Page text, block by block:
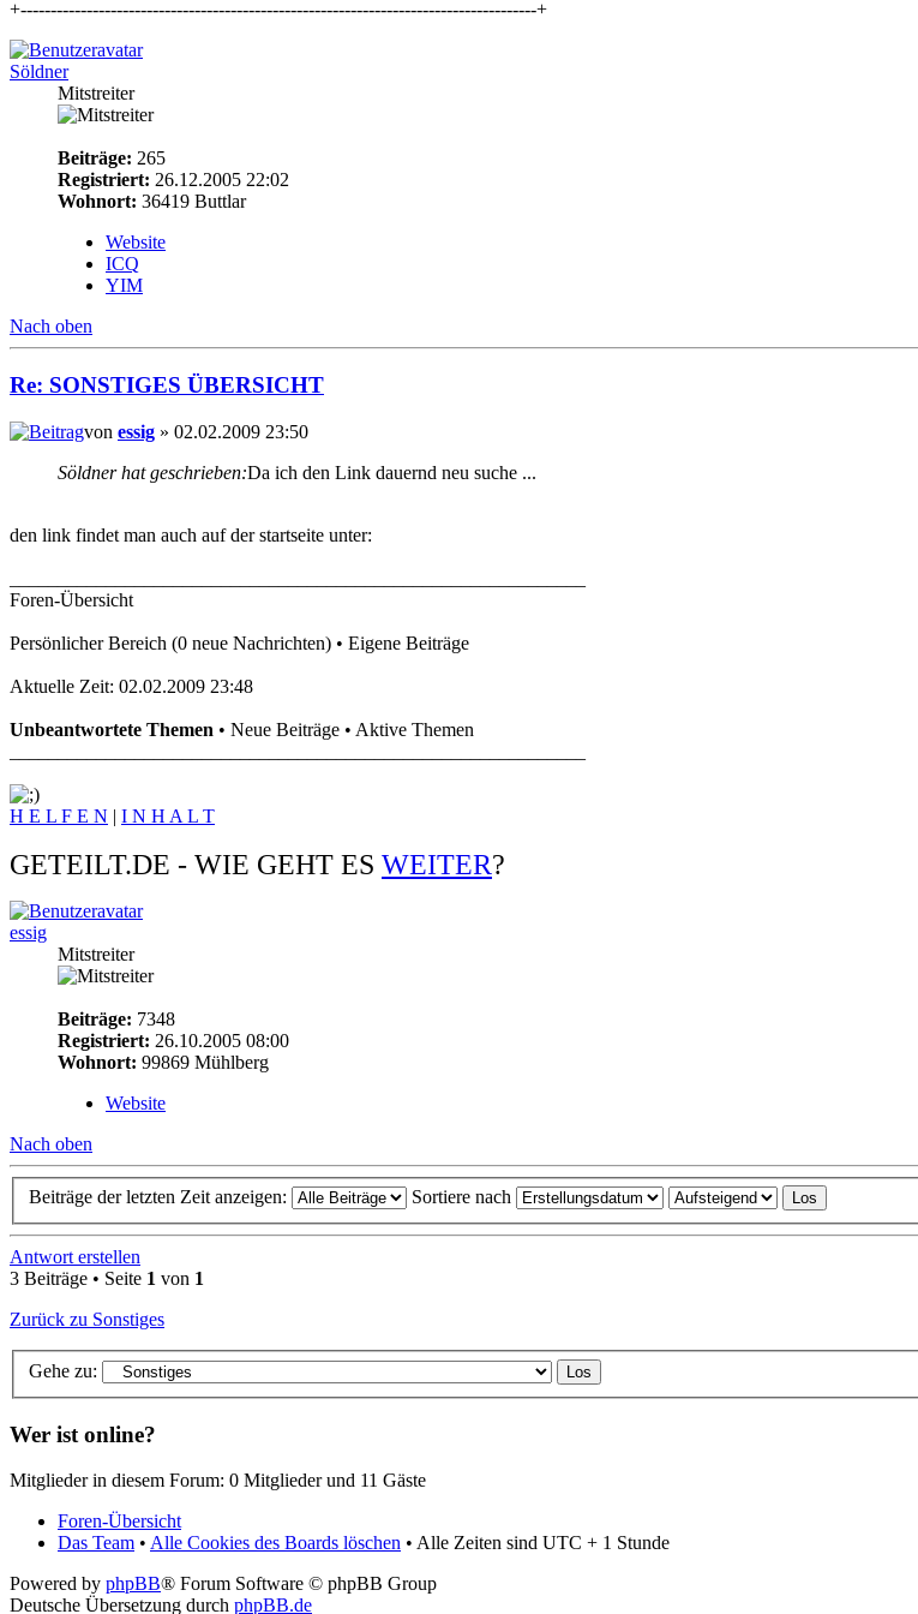
+--------------------------------------------------------------------------------------+
Söldner
Mitstreiter
Beiträge: 265
Registriert: 26.12.2005 22:02
Wohnort: 36419 Buttlar
Website
ICQ
YIM
Nach oben
Re: SONSTIGES ÜBERSICHT
von essig » 02.02.2009 23:50
Söldner hat geschrieben:Da ich den Link dauernd neu suche ...
den link findet man auch auf der startseite unter:
Foren-Übersicht
Persönlicher Bereich (0 neue Nachrichten) • Eigene Beiträge
Aktuelle Zeit: 02.02.2009 23:48
Unbeantwortete Themen • Neue Beiträge • Aktive Themen
H E L F E N | I N H A L T
GETEILT.DE - WIE GEHT ES WEITER?
essig
Mitstreiter
Beiträge: 7348
Registriert: 26.10.2005 08:00
Wohnort: 99869 Mühlberg
Website
Nach oben
Beiträge der letzten Zeit anzeigen: Sortiere nach
Antwort erstellen
3 Beiträge • Seite 1 von 1
Zurück zu Sonstiges
Gehe zu:
Wer ist online?
Mitglieder in diesem Forum: 0 Mitglieder und 11 Gäste
Foren-Übersicht
Das Team • Alle Cookies des Boards löschen • Alle Zeiten sind UTC + 1 Stunde
Powered by phpBB® Forum Software © phpBB Group
Deutsche Übersetzung durch phpBB.de